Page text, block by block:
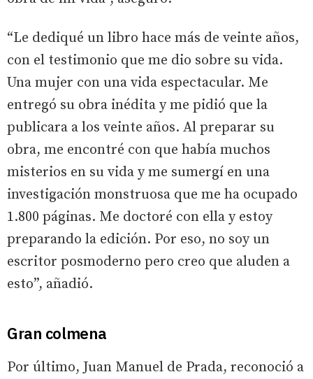
“Le dediqué un libro hace más de veinte años,
con el testimonio que me dio sobre su vida.
Una mujer con una vida espectacular. Me
entregó su obra inédita y me pidió que la
publicara a los veinte años. Al preparar su
obra, me encontré con que había muchos
misterios en su vida y me sumergí en una
investigación monstruosa que me ha ocupado
1.800 páginas. Me doctoré con ella y estoy
preparando la edición. Por eso, no soy un
escritor posmoderno pero creo que aluden a
esto”, añadió.
Gran colmena
Por último, Juan Manuel de Prada, reconoció a